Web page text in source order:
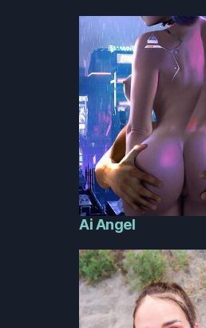
Ai Angel